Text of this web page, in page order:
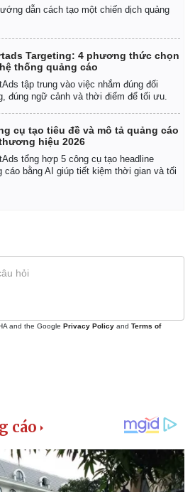
dẫn cách tạo một chiến dịch quảng
Targeting: 4 phương thức chọn
thống quảng cáo
tập trung vào việc nhắm đúng đối
đúng ngữ cảnh và thời điểm để tối ưu.
cụ tạo tiêu đề và mô tả quảng cáo
hiệu 2026
tổng hợp 5 công cụ tạo headline
cáo bằng AI giúp tiết kiệm thời gian và tối
and the Google Privacy Policy and Terms of